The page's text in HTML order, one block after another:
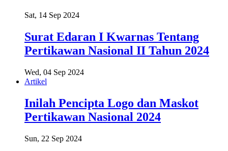
Sat, 14 Sep 2024
Surat Edaran I Kwarnas Tentang
Pertikawan Nasional II Tahun 2024
Wed, 04 Sep 2024
Artikel
Inilah Pencipta Logo dan Maskot
Pertikawan Nasional 2024
Sun, 22 Sep 2024